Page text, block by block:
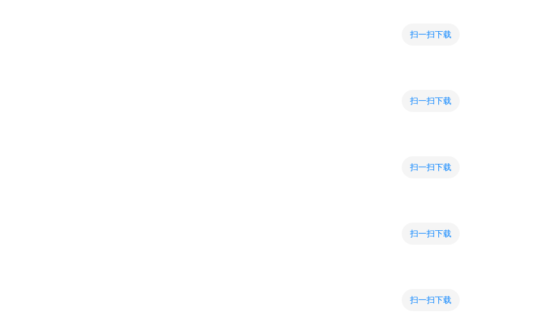
扫一扫下载
扫一扫下载
扫一扫下载
扫一扫下载
扫一扫下载